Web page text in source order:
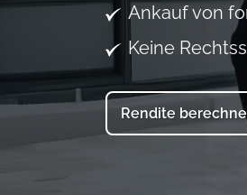
Ankauf von
Keine
Rendite